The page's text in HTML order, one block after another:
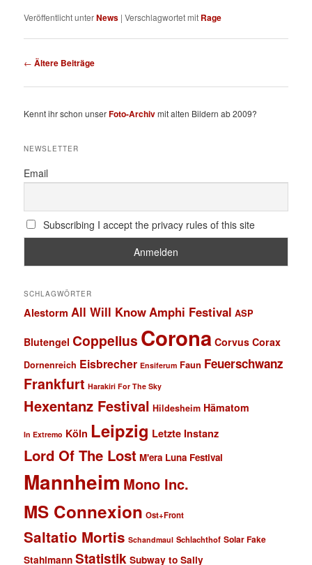
Veröffentlicht unterNews |Verschlagwortet mit Rage
Beitragsnavigation
← Ältere Beiträge
Kennt ihr schon unserFoto-Archivmit alten Bildern ab 2009?
NEWSLETTER
Email
Subscribing I accept the privacy rules of this site
SCHLAGWÖRTER
Alestorm All Will KnowAmphi Festival ASP
Blutengel Coppelius Corona Corvus Corax
Dornenreich Eisbrecher Ensiferum Faun Feuerschwanz
Frankfurt Harakiri For The Sky
Hexentanz Festival Hildesheim Hämatom
In Extremo Köln Leipzig Letzte Instanz
Lord Of The Lost M'era Luna Festival
Mannheim Mono Inc.
MS Connexion Ost+Front
Saltatio Mortis Schandmaul Schlachthof Solar Fake
Stahlmann Statistik Subway to Sally